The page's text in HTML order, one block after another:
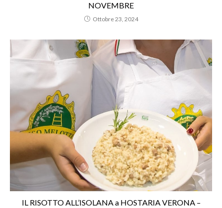
NOVEMBRE
Ottobre 23, 2024
IL RISOTTO ALL’ISOLANA a HOSTARIA VERONA –